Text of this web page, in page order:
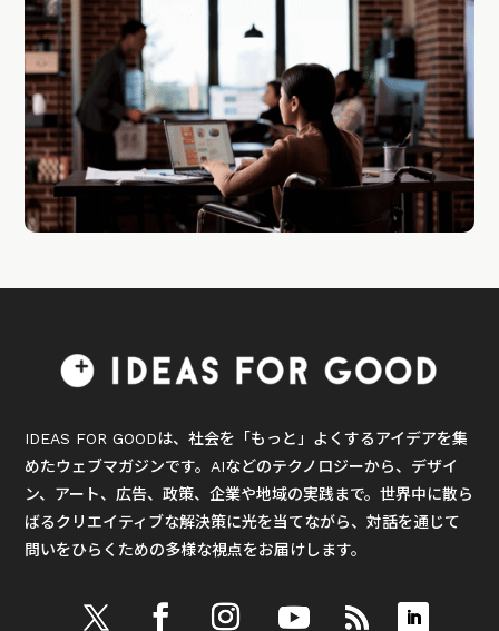
IDEAS FOR GOODは、社会を「もっと」よくするアイデアを集
めたウェブマガジンです。AIなどのテクノロジーから、デザイ
ン、アート、広告、政策、企業や地域の実践まで。世界中に散ら
ばるクリエイティブな解決策に光を当てながら、対話を通じて
問いをひらくための多様な視点をお届けします。